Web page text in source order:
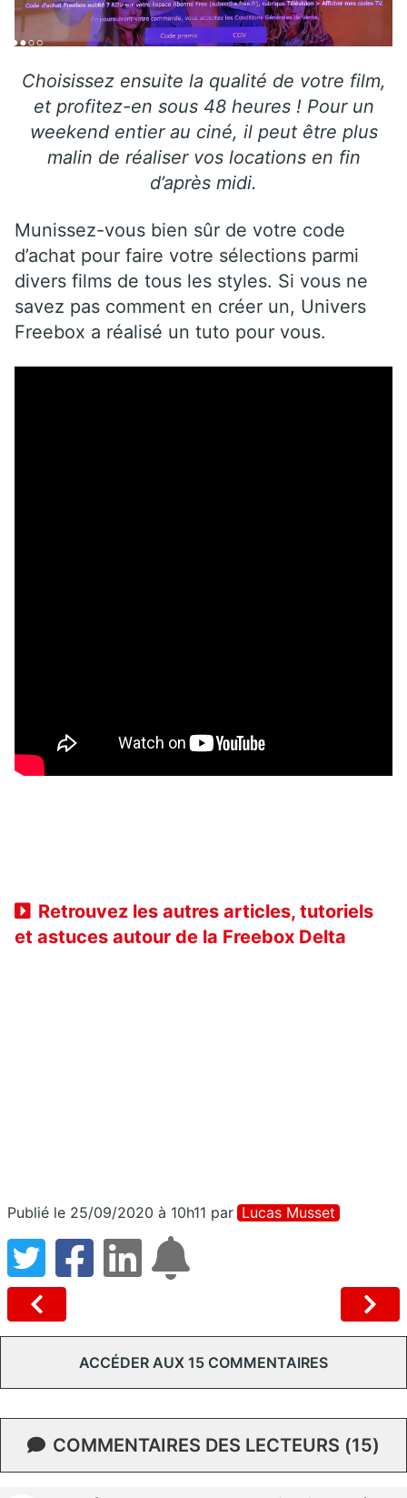
Choisissez ensuite la qualité de votre film,
et profitez-en sous 48 heures ! Pour un
weekend entier au ciné, il peut être plus
malin de réaliser vos locations en fin
d’après midi.
Munissez-vous bien sûr de votre code
d’achat pour faire votre sélections parmi
divers films de tous les styles. Si vous ne
savez pas comment en créer un, Univers
Freebox a réalisé un tuto pour vous.
Retrouvez les autres articles, tutoriels
et astuces autour de la Freebox Delta
Publié le 25/09/2020 à 10h11 par Lucas Musset
ACCÉDER AUX 15 COMMENTAIRES
COMMENTAIRES DES LECTEURS (15)